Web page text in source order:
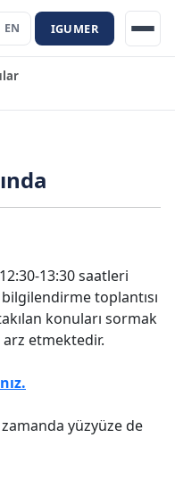
EN IGUMER
13:30 saatleri
toplantısı
konuları sormak
arz etmektedir.
zamanda yüzyüze de